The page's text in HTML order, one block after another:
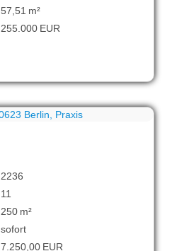
57,51 m²
255.000 EUR
2236
11
250 m²
sofort
7.250,00 EUR